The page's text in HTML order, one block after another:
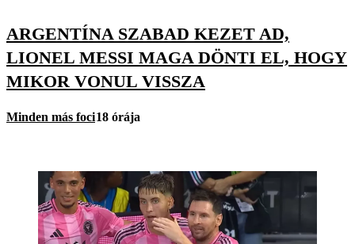
ARGENTÍNA SZABAD KEZET AD,
LIONEL MESSI MAGA DÖNTI EL, HOGY
MIKOR VONUL VISSZA
Minden más foci18 órája